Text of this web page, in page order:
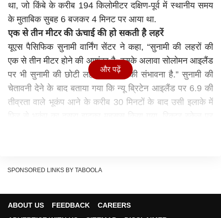
था, जो किंबे के करीब 194 किलोमीटर दक्षिण-पूर्व में स्थानीय समय
के मुताबिक सुबह 6 बजकर 4 मिनट पर आया था.
एक से तीन मीटर की ऊंचाई की हो सकती है लहरें
यूएस पैसिफिक सुनामी वार्निंग सेंटर ने कहा, “सुनामी की लहरों की
एक से तीन मीटर होने की आशंका है. इसके अलावा सोलोमन आइलैंड
पर भी सुनामी की छोटी लहरों के आने की संभावना है.” सुनामी की
चेतावनी देने के बाद बताया गया कि न्यू ब्रिटेन आइलैंड पर 6.9 की
तीव्रता वाले भूकंप आने के करीब 30 मिनटों के बाद उसी इलाके में
जोरदार भूकंप के बाद अब तक किसी तरह के नुकसान की जानकारी
और पढ़ें
SPONSORED LINKS BY TABOOLA
ABOUT US FEEDBACK
CAREERS